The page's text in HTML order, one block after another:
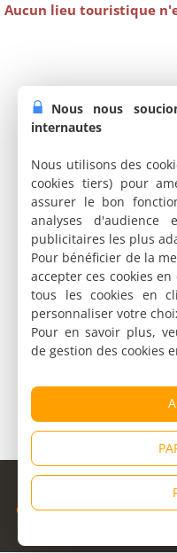
Aucun lieu touristique
©
Cybevasion|Mentions légales
Nous nous
internautes
Nous utilisons des
cookies tiers) pour
assurer le bon
analyses
publicitaires les plus
Pour bénéficier de la
accepter ces cookies
tous les cookies en
personnaliser votre
Pour en savoir plus,
de gestion des cookies